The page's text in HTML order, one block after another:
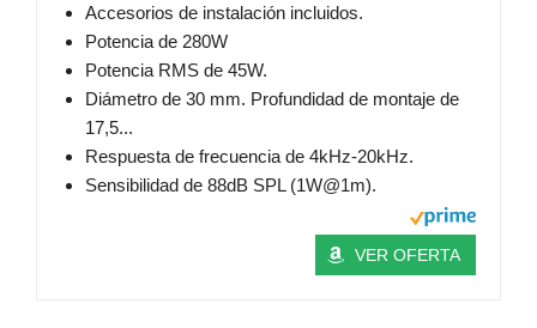
Accesorios de instalación incluidos.
Potencia de 280W
Potencia RMS de 45W.
Diámetro de 30 mm. Profundidad de montaje de
17,5...
Respuesta de frecuencia de 4kHz-20kHz.
Sensibilidad de 88dB SPL (1W@1m).
VER OFERTA